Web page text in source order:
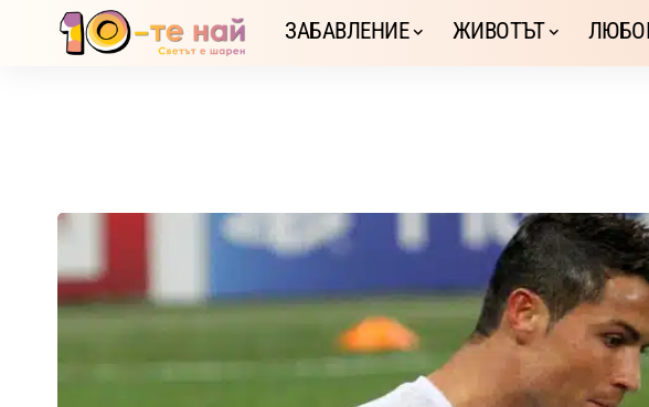
ЗАБАВЛЕНИЕ ЖИВОТЪТ